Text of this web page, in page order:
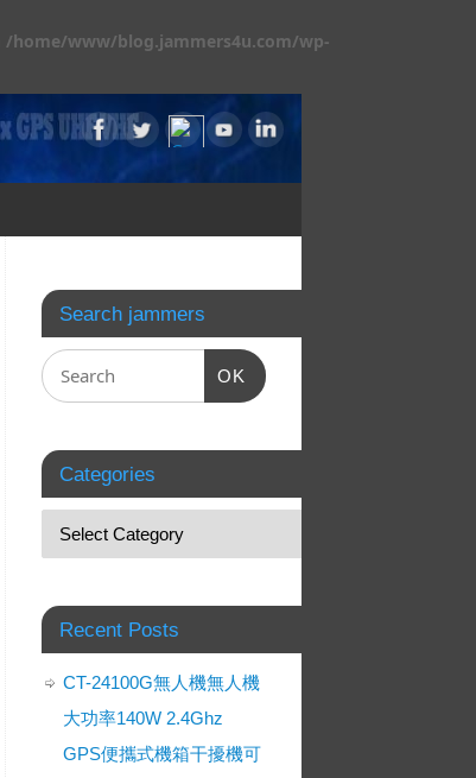
/home/www/blog.jammers4u.com/wp-
Search jammers
OK
Categories
Recent Posts
CT-24100G無人機無人機
大功率140W 2.4Ghz
GPS便攜式機箱干擾機可